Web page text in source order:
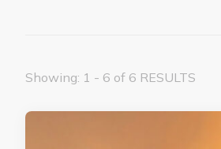
Showing: 1 - 6 of 6 RESULTS